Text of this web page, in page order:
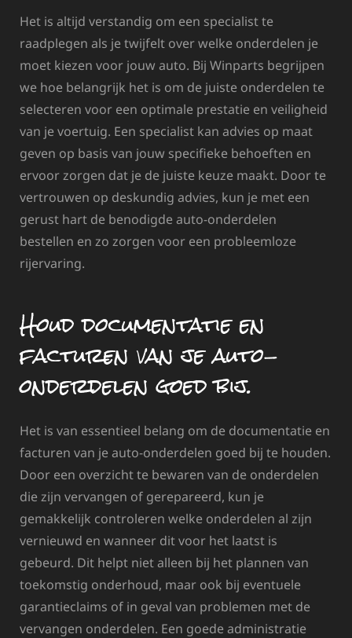
Het is altijd verstandig om een specialist te
raadplegen als je twijfelt over welke onderdelen je
moet kiezen voor jouw auto. Bij Winparts begrijpen
we hoe belangrijk het is om de juiste onderdelen te
selecteren voor een optimale prestatie en veiligheid
van je voertuig. Een specialist kan advies op maat
geven op basis van jouw specifieke behoeften en
ervoor zorgen dat je de juiste keuze maakt. Door te
vertrouwen op deskundig advies, kun je met een
gerust hart de benodigde auto-onderdelen
bestellen en zo zorgen voor een probleemloze
rijervaring.
Houd documentatie en
facturen van je auto-
onderdelen goed bij.
Het is van essentieel belang om de documentatie en
facturen van je auto-onderdelen goed bij te houden.
Door een overzicht te bewaren van de onderdelen
die zijn vervangen of gerepareerd, kun je
gemakkelijk controleren welke onderdelen al zijn
vernieuwd en wanneer dit voor het laatst is
gebeurd. Dit helpt niet alleen bij het plannen van
toekomstig onderhoud, maar ook bij eventuele
garantieclaims of in geval van problemen met de
vervangen onderdelen. Een goede administratie